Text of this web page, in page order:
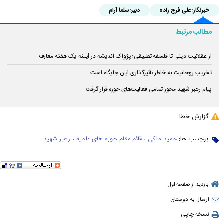
خبرنگار:علی فرج زاده دبیر:سلما آرام
مطالب مرتبط
از عقلانیت دینی تا فلسفه تطبیقی؛ پژواک اندیشه در آیینه یک هفته معارف
تخریب روحانیت به خاطر تأثیرگذاری این جایگاه است
پیام رهبر شهید محور تمامی فعالیت‌های حوزه قرار گرفت
گزارش خطا
برچسب ها: حمید ملکی ، قائم مقام حوزه های علمیه ، رهبر شهید
بازدید از صفحه اول
ارسال به دوستان
نسخه چاپی